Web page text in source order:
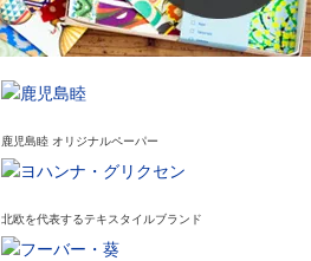
鹿児島睦 オリジナルペーパー
北欧を代表するテキスタイルブランド